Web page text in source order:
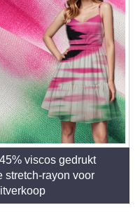
viscos gedrukt
stretch-rayon voor